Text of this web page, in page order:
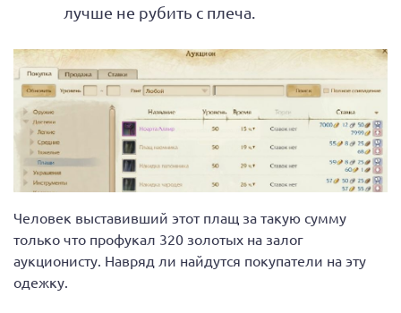
лучше не рубить с плеча.
Человек выставивший этот плащ за такую сумму
только что профукал 320 золотых на залог
аукционисту. Навряд ли найдутся покупатели на эту
одежку.